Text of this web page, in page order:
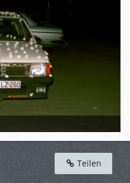
Teilen